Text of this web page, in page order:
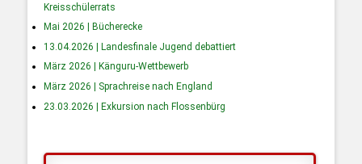
Kreisschülerrats
Mai 2026 | Bücherecke
13.04.2026 | Landesfinale Jugend debattiert
März 2026 | Känguru-Wettbewerb
März 2026 | Sprachreise nach England
23.03.2026 | Exkursion nach Flossenbürg